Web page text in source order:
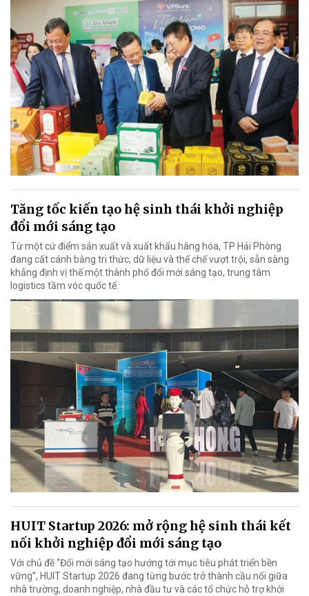
Tăng tốc kiến tạo hệ sinh thái khởi nghiệp
đổi mới sáng tạo
Từ một cứ điểm sản xuất và xuất khẩu hàng hóa, TP Hải Phòng
đang cất cánh bằng tri thức, dữ liệu và thể chế vượt trội, sẵn sàng
khẳng định vị thế một thành phố đổi mới sáng tạo, trung tâm
logistics tầm vóc quốc tế.
HUIT Startup 2026: mở rộng hệ sinh thái kết
nối khởi nghiệp đổi mới sáng tạo
Với chủ đề “Đổi mới sáng tạo hướng tới mục tiêu phát triển bền
vững”, HUIT Startup 2026 đang từng bước trở thành cầu nối giữa
nhà trường, doanh nghiệp, nhà đầu tư và các tổ chức hỗ trợ khởi